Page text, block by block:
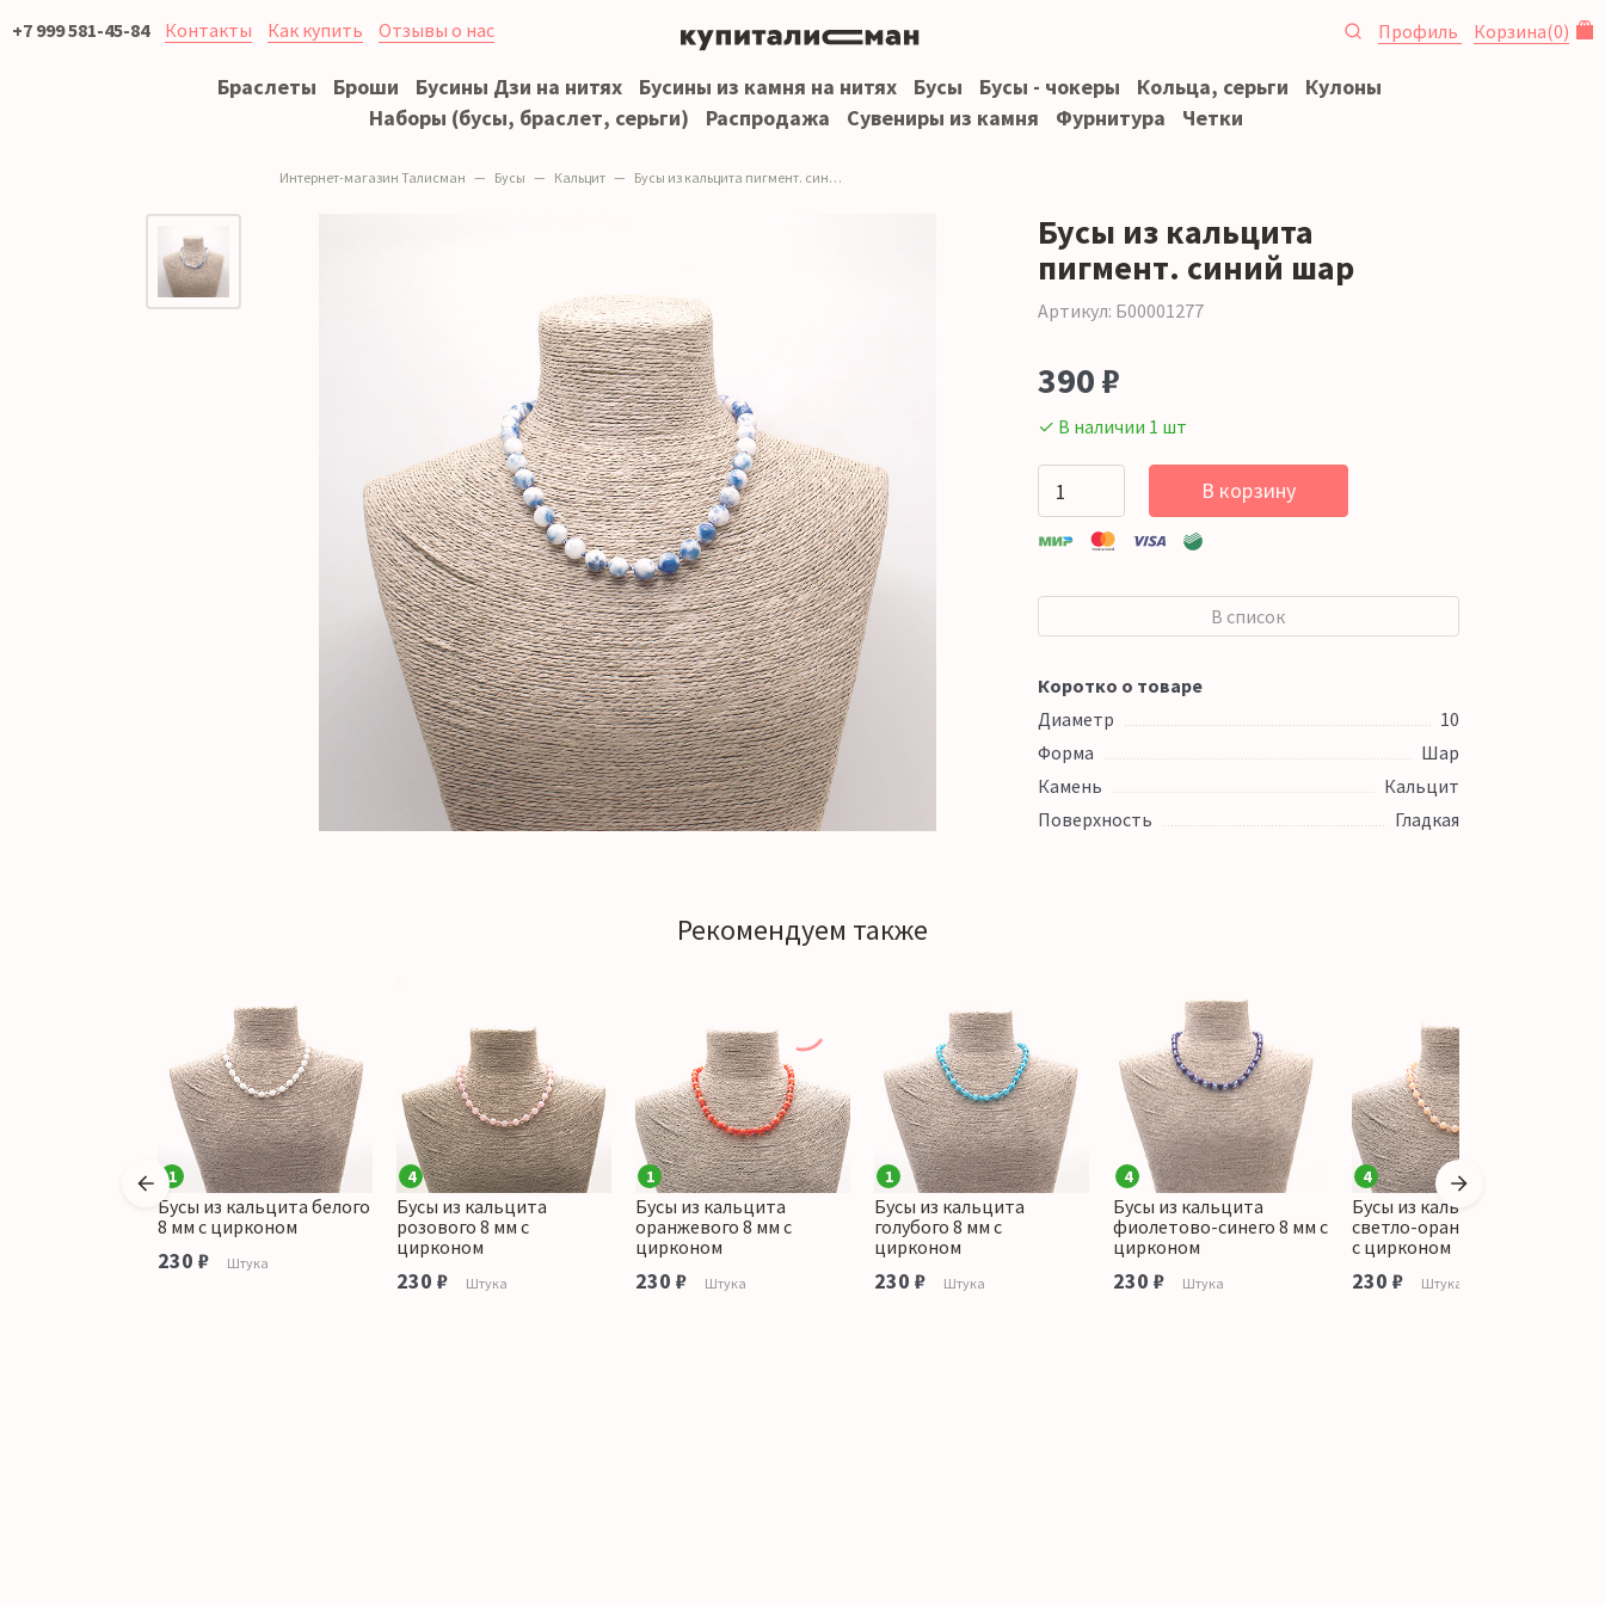
+7 999 581-45-84 Контакты Как купить Отзывы о нас Профиль Корзина(0)
Браслеты Броши Бусины Дзи на нитях Бусины из камня на нитях Бусы Бусы - чокеры Кольца, серьги
Кулоны
Наборы (бусы, браслет, серьги)
Распродажа Сувениры из камня Фурнитура Четки
Интернет-магазин Талисман Бусы Кальцит Бусы из кальцита пигмент. синий шар
Бусы из кальцита
пигмент. синий шар
Артикул: Б00001277
390 ₽
✓ В наличии 1 шт
В корзину
В список
Коротко о товаре
Диаметр
10
Форма
Шар
Камень
Кальцит
Поверхность
Гладкая
Рекомендуем также
1
Бусы из кальцита белого
8 мм с цирконом
230 ₽ Штука
4
Бусы из кальцита
розового 8 мм с
цирконом
230 ₽ Штука
1
Бусы из кальцита
оранжевого 8 мм с
цирконом
230 ₽ Штука
1
Бусы из кальцита
голубого 8 мм с
цирконом
230 ₽ Штука
4
Бусы из кальцита
фиолетово-синего 8 мм с
цирконом
230 ₽ Штука
4
Бусы из кальцита
светло-оранжевого 8 мм
с цирконом
230 ₽ Штука